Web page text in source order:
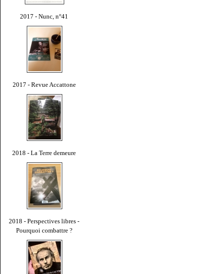
2017 - Nunc, n°41
2017 - Revue Accattone
2018 - La Terre demeure
2018 - Perspectives libres -
Pourquoi combattre ?